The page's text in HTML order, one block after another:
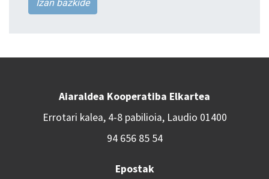
Izan bazkide
Aiaraldea Kooperatiba Elkartea
Errotari kalea, 4-8 pabilioia, Laudio 01400
94 656 85 54
Epostak